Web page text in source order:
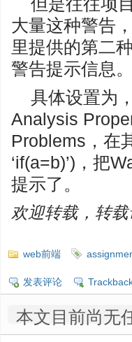
大量这种警告
里提供的第二
警告提示信息。
具体设置为
Analysis
Problems，在
‘if(a=b)’)，把
提示了。
欢迎转载，转
web前端
发表评论
本文目前尚无